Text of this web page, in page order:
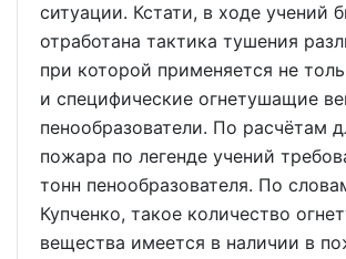
ситуации. Кстати, в ходе учений
отработана тактика тушения
при которой применяется не
и специфические огнетушащие
пенообразователи. По расчётам
пожара по легенде учений
тонн пенообразователя. По
Купченко, такое количество
вещества имеется в наличии в